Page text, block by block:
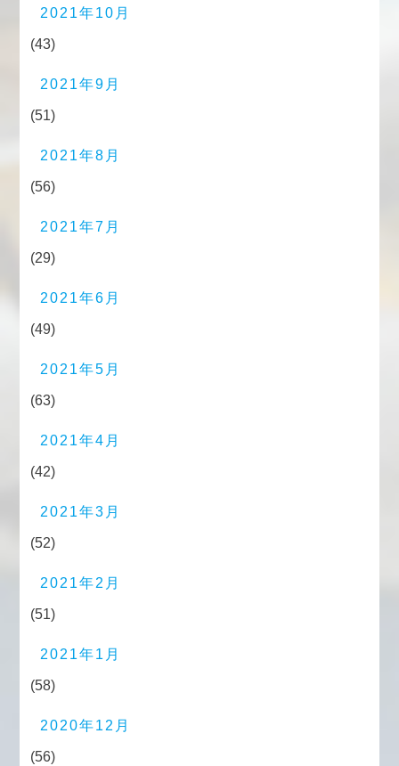
2021年10月
(43)
2021年9月
(51)
2021年8月
(56)
2021年7月
(29)
2021年6月
(49)
2021年5月
(63)
2021年4月
(42)
2021年3月
(52)
2021年2月
(51)
2021年1月
(58)
2020年12月
(56)